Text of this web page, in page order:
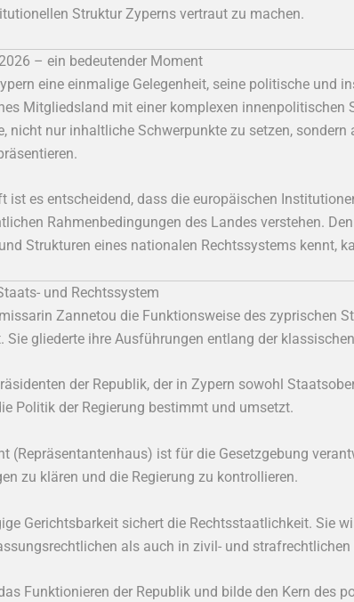
Struktur Zyperns vertraut zu machen.
– ein bedeutender Moment
eine einmalige Gelegenheit, seine politische und
Mitgliedsland mit einer komplexen innenpolitischen
nicht nur inhaltliche Schwerpunkte zu setzen,
ist es entscheidend, dass die europäischen
Rahmenbedingungen des Landes verstehen.
Strukturen eines nationalen Rechtssystems kennt,
und Rechtssystem
Zannetou die Funktionsweise des zyprischen
gliederte ihre Ausführungen entlang der
der Republik, der in Zypern sowohl
Politik der Regierung bestimmt und umsetzt.
(Repräsentantenhaus) ist für die Gesetzgebung
zu klären und die Regierung zu kontrollieren.
Gerichtsbarkeit sichert die Rechtsstaatlichkeit. Sie
als auch in zivil- und
Funktionieren der Republik und bilde den Kern des